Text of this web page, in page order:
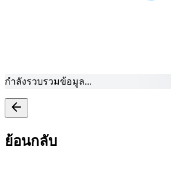
กำลังรวบรวมข้อมูล...
ย้อนกลับ